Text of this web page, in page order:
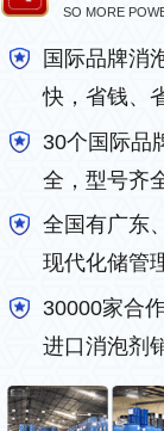
SO MORE
国际品牌消
快，省钱、
30个国际品
全，型号齐
全国有广东
现代化储管
30000家合
进口消泡剂